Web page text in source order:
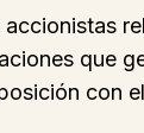
que
con